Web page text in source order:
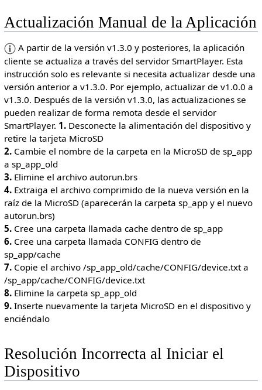
Actualización Manual de la Aplicación
A partir de la versión v1.3.0 y posteriores, la aplicación
cliente se actualiza a través del servidor SmartPlayer. Esta
instrucción solo es relevante si necesita actualizar desde una
versión anterior a v1.3.0. Por ejemplo, actualizar de v1.0.0 a
v1.3.0. Después de la versión v1.3.0, las actualizaciones se
pueden realizar de forma remota desde el servidor
SmartPlayer. 1.Desconecte la alimentación del dispositivo y
retire la tarjeta MicroSD
2.Cambie el nombre de la carpeta en la MicroSD de sp_app
a sp_app_old
3.Elimine el archivo autorun.brs
4.Extraiga el archivo comprimido de la nueva versión en la
raíz de la MicroSD (aparecerán la carpeta sp_app y el nuevo
autorun.brs)
5.Cree una carpeta llamada cache dentro de sp_app
6.Cree una carpeta llamada CONFIG dentro de
sp_app/cache
7.Copie el archivo /sp_app_old/cache/CONFIG/device.txt a
/sp_app/cache/CONFIG/device.txt
8.Elimine la carpeta sp_app_old
9.Inserte nuevamente la tarjeta MicroSD en el dispositivo y
enciéndalo
Resolución Incorrecta al Iniciar el
Dispositivo